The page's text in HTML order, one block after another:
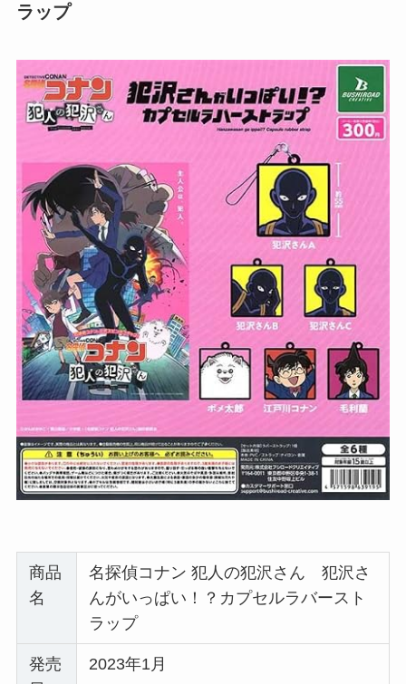
ラップ
商品
名
名探偵コナン 犯人の犯沢さん 犯沢さ
んがいっぱい！？カプセルラバースト
ラップ
発売
2023年1月